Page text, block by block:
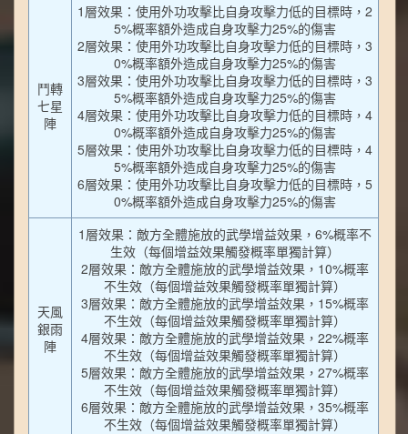
鬥轉
七星
陣
1層效果：使用外功攻擊比自身攻擊力低的目標時，2
5%概率額外造成自身攻擊力25%的傷害
2層效果：使用外功攻擊比自身攻擊力低的目標時，3
0%概率額外造成自身攻擊力25%的傷害
3層效果：使用外功攻擊比自身攻擊力低的目標時，3
5%概率額外造成自身攻擊力25%的傷害
4層效果：使用外功攻擊比自身攻擊力低的目標時，4
0%概率額外造成自身攻擊力25%的傷害
5層效果：使用外功攻擊比自身攻擊力低的目標時，4
5%概率額外造成自身攻擊力25%的傷害
6層效果：使用外功攻擊比自身攻擊力低的目標時，5
0%概率額外造成自身攻擊力25%的傷害
天風
銀雨
陣
1層效果：敵方全體施放的武學增益效果，6%概率不
生效（每個增益效果觸發概率單獨計算）
2層效果：敵方全體施放的武學增益效果，10%概率
不生效（每個增益效果觸發概率單獨計算）
3層效果：敵方全體施放的武學增益效果，15%概率
不生效（每個增益效果觸發概率單獨計算）
4層效果：敵方全體施放的武學增益效果，22%概率
不生效（每個增益效果觸發概率單獨計算）
5層效果：敵方全體施放的武學增益效果，27%概率
不生效（每個增益效果觸發概率單獨計算）
6層效果：敵方全體施放的武學增益效果，35%概率
不生效（每個增益效果觸發概率單獨計算）